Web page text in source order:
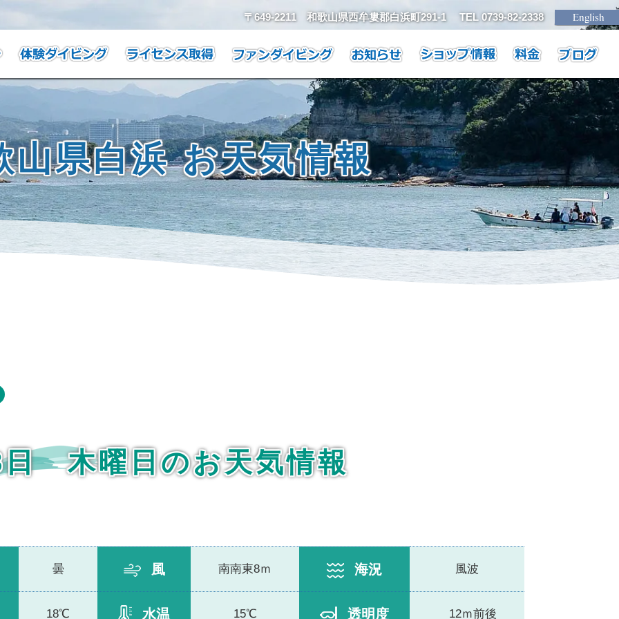
〒649-2211 和歌山県西牟婁郡白浜町291-1 TEL 0739-82-2338
山県白浜 お天気情報
木曜日のお天気情報
曇 風 南南東8ｍ 海況 風波
18℃ 水温 15℃ 透明度 12ｍ前後